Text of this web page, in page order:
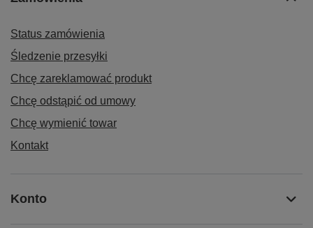
Status zamówienia
Śledzenie przesyłki
Chcę zareklamować produkt
Chcę odstąpić od umowy
Chcę wymienić towar
Kontakt
Konto